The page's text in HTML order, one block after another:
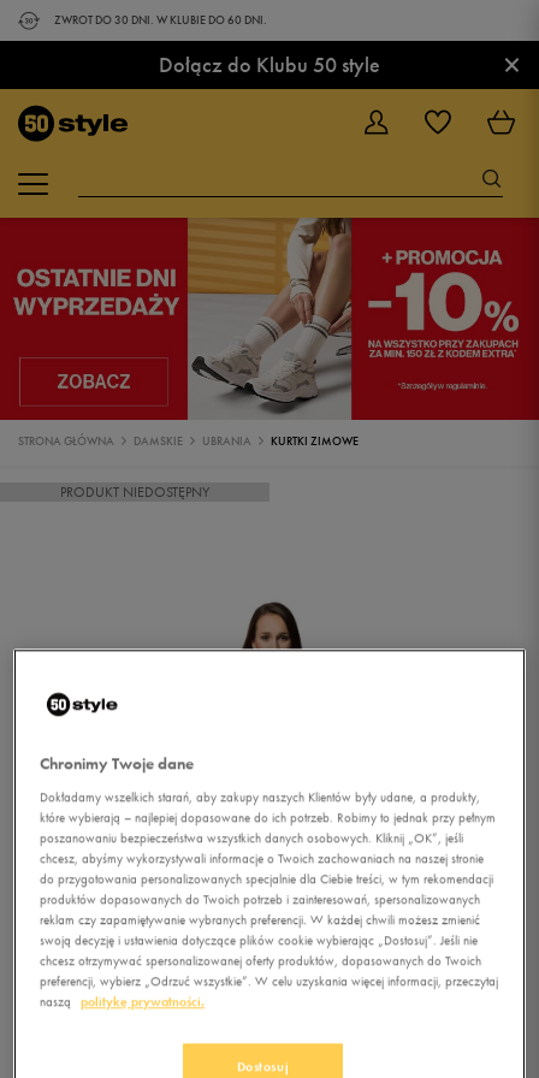
ZWROT DO 30 DNI. W KLUBIE DO 60 DNI.
Dołącz do Klubu 50 style ×
STRONA GŁÓWNA DAMSKIE UBRANIA KURTKI ZIMOWE
PRODUKT NIEDOSTĘPNY
1/5
Chronimy Twoje dane
Dokładamy wszelkich starań, aby zakupy naszych Klientów były udane, a produkty,
które wybierają – najlepiej dopasowane do ich potrzeb. Robimy to jednak przy pełnym
poszanowaniu bezpieczeństwa wszystkich danych osobowych. Kliknij „OK”, jeśli
chcesz, abyśmy wykorzystywali informacje o Twoich zachowaniach na naszej stronie
do przygotowania personalizowanych specjalnie dla Ciebie treści, w tym rekomendacji
produktów dopasowanych do Twoich potrzeb i zainteresowań, spersonalizowanych
reklam czy zapamiętywanie wybranych preferencji. W każdej chwili możesz zmienić
swoją decyzję i ustawienia dotyczące plików cookie wybierając „Dostosuj”. Jeśli nie
chcesz otrzymywać spersonalizowanej oferty produktów, dopasowanych do Twoich
preferencji, wybierz „Odrzuć wszystkie”. W celu uzyskania więcej informacji, przeczytaj
naszą
politykę prywatności.
Dostosuj